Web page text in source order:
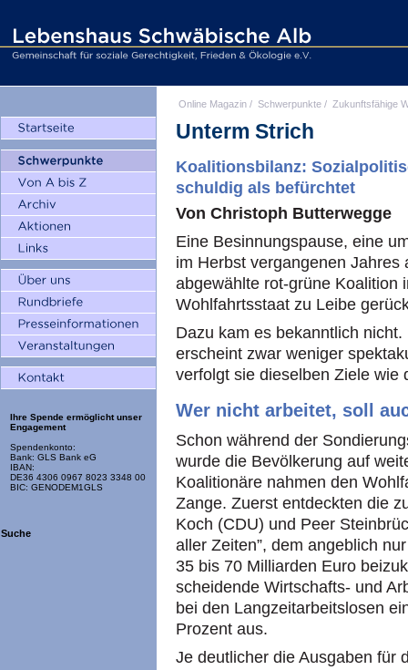
Ihre Spende ermöglicht unser
Engagement
Spendenkonto:
Bank: GLS Bank eG
IBAN:
DE36 4306 0967 8023 3348 00
BIC: GENODEM1GLS
Suche
Online Magazin / Schwerpunkte / Zukunftsfähige
Unterm Strich
Koalitionsbilanz:
schuldig als befürchtet
Von Christoph Butterwegge
Eine Besinnungspause, eine
im Herbst vergangenen
abgewählte rot-grüne Koalition
Wohlfahrtsstaat zu Leibe
Dazu kam es bekanntlich
erscheint zwar weniger
verfolgt sie dieselben Ziele wie
Wer nicht arbeitet, soll
Schon während der
wurde die Bevölkerung auf
Koalitionäre nahmen den
Zange. Zuerst entdeckten die
Koch (CDU) und Peer
aller Zeiten”, dem angeblich
35 bis 70 Milliarden Euro
scheidende Wirtschafts- und
bei den Langzeitarbeitslosen
Prozent aus.
Je deutlicher die Ausgaben für